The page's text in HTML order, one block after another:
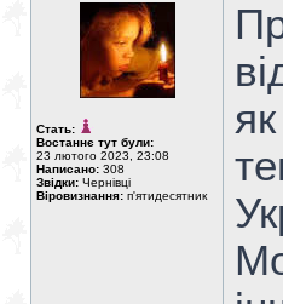
Стать:
Востаннє тут були:
23 лютого 2023, 23:08
Написано: 308
Звідки: Чернівці
Віровизнання: п'ятидесятник